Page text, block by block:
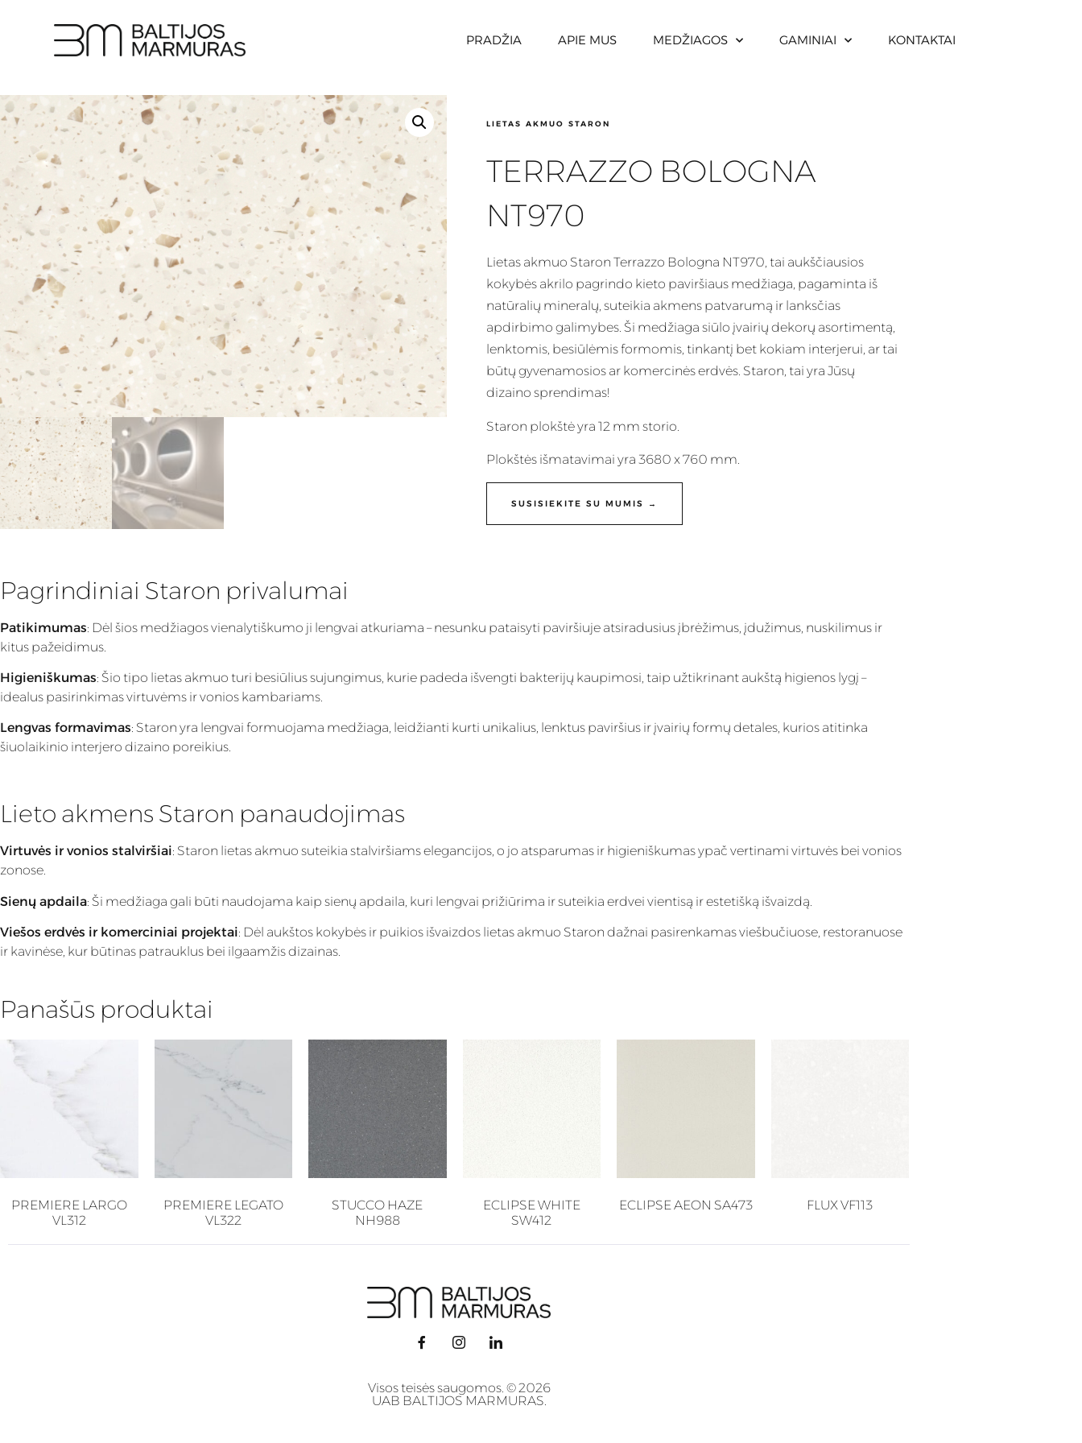
PRADŽIA APIE MUS MEDŽIAGOS GAMINIAI KONTAKTAI
LIETAS AKMUO STARON
TERRAZZO BOLOGNA
NT970
Lietas akmuo Staron Terrazzo Bologna NT970, tai aukščiausios
kokybės akrilo pagrindo kieto paviršiaus medžiaga, pagaminta iš
natūralių mineralų, suteikia akmens patvarumą ir lanksčias
apdirbimo galimybes. Ši medžiaga siūlo įvairių dekorų asortimentą,
lenktomis, besiūlėmis formomis, tinkantį bet kokiam interjerui, ar tai
būtų gyvenamosios ar komercinės erdvės. Staron, tai yra Jūsų
dizaino sprendimas!
Staron plokštė yra 12 mm storio.
Plokštės išmatavimai yra 3680 x 760 mm.
SUSISIEKITE SU MUMIS →
Pagrindiniai Staron privalumai
Patikimumas: Dėl šios medžiagos vienalytiškumo ji lengvai atkuriama – nesunku pataisyti paviršiuje atsiradusius įbrėžimus, įdužimus, nuskilimus ir
kitus pažeidimus.
Higieniškumas: Šio tipo lietas akmuo turi besiūlius sujungimus, kurie padeda išvengti bakterijų kaupimosi, taip užtikrinant aukštą higienos lygį –
idealus pasirinkimas virtuvėms ir vonios kambariams.
Lengvas formavimas: Staron yra lengvai formuojama medžiaga, leidžianti kurti unikalius, lenktus paviršius ir įvairių formų detales, kurios atitinka
šiuolaikinio interjero dizaino poreikius.
Lieto akmens Staron panaudojimas
Virtuvės ir vonios stalviršiai: Staron lietas akmuo suteikia stalviršiams elegancijos, o jo atsparumas ir higieniškumas ypač vertinami virtuvės bei vonios
zonose.
Sienų apdaila: Ši medžiaga gali būti naudojama kaip sienų apdaila, kuri lengvai prižiūrima ir suteikia erdvei vientisą ir estetišką išvaizdą.
Viešos erdvės ir komerciniai projektai: Dėl aukštos kokybės ir puikios išvaizdos lietas akmuo Staron dažnai pasirenkamas viešbučiuose, restoranuose
ir kavinėse, kur būtinas patrauklus bei ilgaamžis dizainas.
Panašūs produktai
PREMIERE LARGO
VL312
PREMIERE LEGATO
VL322
STUCCO HAZE
NH988
ECLIPSE WHITE
SW412
ECLIPSE AEON SA473 FLUX VF113
Visos teisės saugomos. © 2026
UAB BALTIJOS MARMURAS.